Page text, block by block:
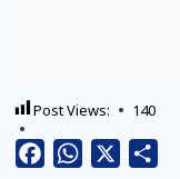
Post Views: 140
FacebookWhatsApp